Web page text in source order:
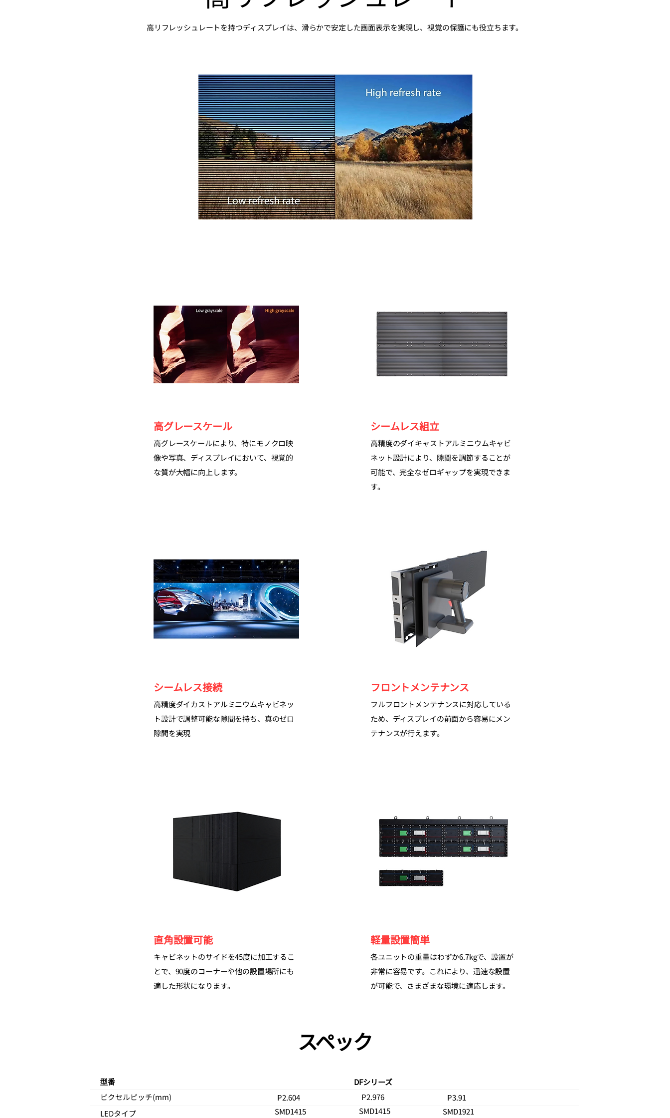
高リフレッシュレートを持つディスプレイは、滑らかで安定した画面表示を実現し、視覚の保護にも役立ちます。
高グレースケール
高グレースケールにより、特にモノクロ映
像や写真、ディスプレイにおいて、視覚的
な質が大幅に向上します。
シームレス組立
高精度のダイキャストアルミニウムキャビ
ネット設計により、隙間を調節することが
可能で、完全なゼロギャップを実現できま
す。
シームレス接続
高精度ダイカストアルミニウムキャビネッ
ト設計で調整可能な隙間を持ち、真のゼロ
隙間を実現
フロントメンテナンス
フルフロントメンテナンスに対応している
ため、ディスプレイの前面から容易にメン
テナンスが行えます。
直角設置可能
キャビネットのサイドを45度に加工するこ
とで、90度のコーナーや他の設置場所にも
適した形状になります。
軽量設置簡単
各ユニットの重量はわずか6.7kgで、設置が
非常に容易です。これにより、迅速な設置
が可能で、さまざまな環境に適応します。
スペック
型番
DFシリーズ
ピクセルピッチ(mm)
P2.604 P2.976
P3.91
LEDタイプ
SMD1415 SMD1415 SMD1921